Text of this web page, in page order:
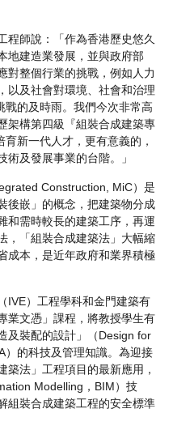
程師說：「作為香港歷史悠久
地建造業發展，並與政府部
對整個行業的挑戰，例如人力
以及社會對環境、社會和治理
戰的及時雨。我們今次非常高
架構第四級『組裝合成建築專
新一代人才，更有意義的，
及發展事業的台階。」
Construction, MiC）是
後嵌」的概念，把建築物分成
和需時較長的建築工序，再運
，「組裝合成建築法」大幅縮
成本，是近年政府和業界積極
IVE）工程學科和金門建築有
業文憑」課程，將教授學生有
及裝配的設計」（Design for
的科技及管理知識。為迎接
築法」工程項目的最新應用，
Modelling，BIM）技
組裝合成建築工程的安全標準